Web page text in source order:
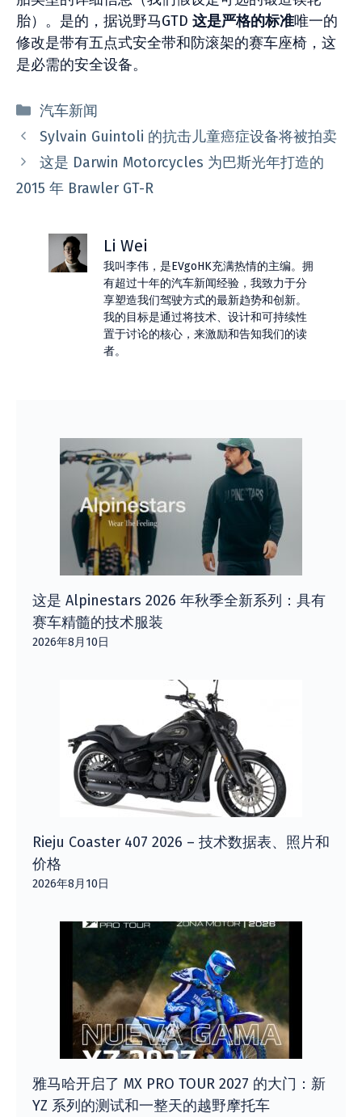
胎）。是的，据说野马GTD 这是严格的标准唯一的
修改是带有五点式安全带和防滚架的赛车座椅，这
是必需的安全设备。
分
类
汽车新闻
Sylvain Guintoli 的抗击儿童癌症设备将被拍卖
这是 Darwin Motorcycles 为巴斯光年打造的
2015 年 Brawler GT-R
Li Wei
我叫李伟，是EVgoHK充满热情的主编。拥
有超过十年的汽车新闻经验，我致力于分
享塑造我们驾驶方式的最新趋势和创新。
我的目标是通过将技术、设计和可持续性
置于讨论的核心，来激励和告知我们的读
者。
这是 Alpinestars 2026 年秋季全新系列：具有
赛车精髓的技术服装
2026年8月10日
Rieju Coaster 407 2026 – 技术数据表、照片和
价格
2026年8月10日
雅马哈开启了 MX PRO TOUR 2027 的大门：新
YZ 系列的测试和一整天的越野摩托车